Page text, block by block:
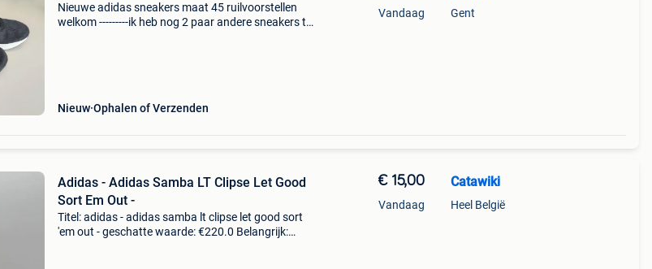
Nieuwe adidas sneakers maat 45 ruilvoorstellen
welkom ---------ik heb nog 2 paar andere sneakers te
Nieuw Ophalen of Verzenden
Vandaag Gent
Adidas - Adidas Samba LT Clipse Let Good
Sort Em Out -
Titel: adidas - adidas samba lt clipse let good sort
'em out - geschatte waarde: €220.0 Belangrijk:
€ 15,00
Vandaag
Catawiki
Heel België